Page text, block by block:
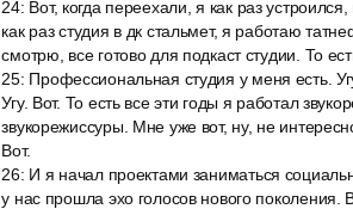
24: Вот, когда переехали, я как раз
как раз студия в дк стальмет, я работаю
смотрю, все готово для подкаст студии. То
25: Профессиональная студия у меня есть.
Угу. Вот. То есть все эти годы я работал
звукорежиссуры. Мне уже вот, ну, не
Вот.
26: И я начал проектами заниматься
у нас прошла эхо голосов нового поколения.